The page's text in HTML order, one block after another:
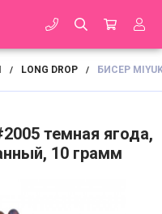
/ LONG DROP / БИСЕР
темная ягода,
10 грамм